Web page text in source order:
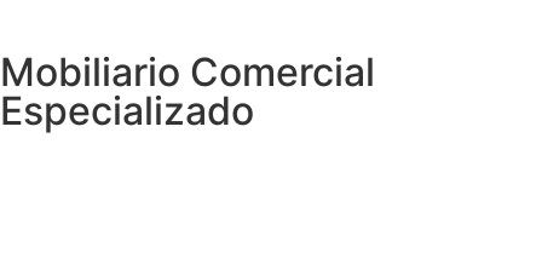
Mobiliario Comercial
Especializado